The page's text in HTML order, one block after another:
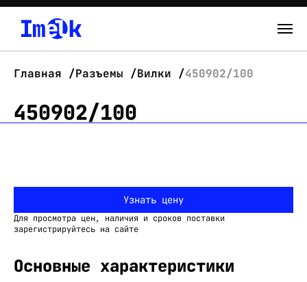
Контакты
Главная Разъемы Вилки 450902/100
450902/100
Узнать цену
Для просмотра цен, наличия и сроков поставки
зарегистрируйтесь на сайте
Основные характеристики